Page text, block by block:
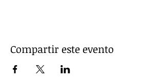
Compartir este evento